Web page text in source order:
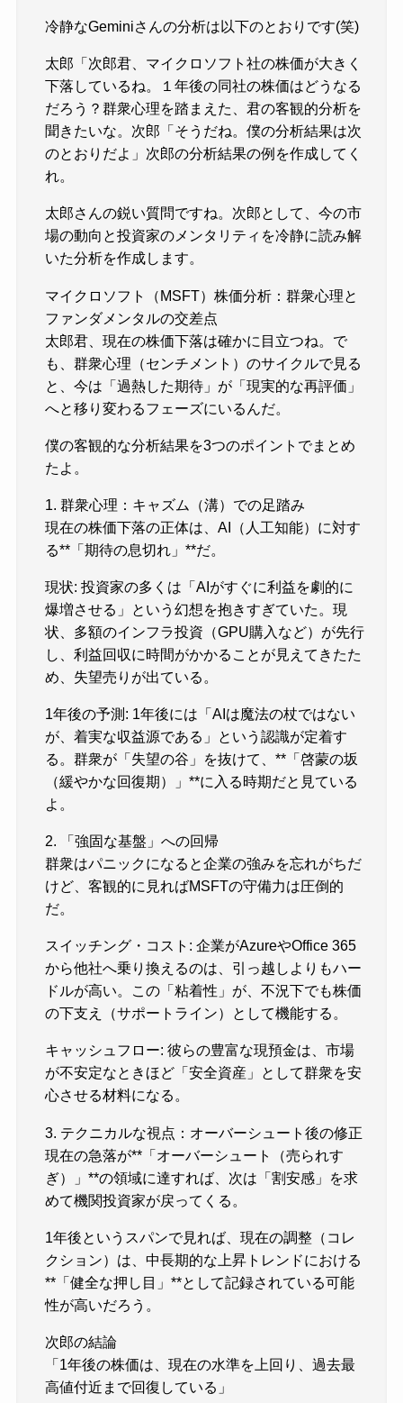
冷静なGeminiさんの分析は以下のとおりです(笑)
太郎「次郎君、マイクロソフト社の株価が大きく
下落しているね。１年後の同社の株価はどうなる
だろう？群衆心理を踏まえた、君の客観的分析を
聞きたいな。次郎「そうだね。僕の分析結果は次
のとおりだよ」次郎の分析結果の例を作成してく
れ。
太郎さんの鋭い質問ですね。次郎として、今の市
場の動向と投資家のメンタリティを冷静に読み解
いた分析を作成します。
マイクロソフト（MSFT）株価分析：群衆心理と
ファンダメンタルの交差点
太郎君、現在の株価下落は確かに目立つね。で
も、群衆心理（センチメント）のサイクルで見る
と、今は「過熱した期待」が「現実的な再評価」
へと移り変わるフェーズにいるんだ。
僕の客観的な分析結果を3つのポイントでまとめ
たよ。
1. 群衆心理：キャズム（溝）での足踏み
現在の株価下落の正体は、AI（人工知能）に対す
る**「期待の息切れ」**だ。
現状: 投資家の多くは「AIがすぐに利益を劇的に
爆増させる」という幻想を抱きすぎていた。現
状、多額のインフラ投資（GPU購入など）が先行
し、利益回収に時間がかかることが見えてきたた
め、失望売りが出ている。
1年後の予測: 1年後には「AIは魔法の杖ではない
が、着実な収益源である」という認識が定着す
る。群衆が「失望の谷」を抜けて、**「啓蒙の坂
（緩やかな回復期）」**に入る時期だと見ている
よ。
2. 「強固な基盤」への回帰
群衆はパニックになると企業の強みを忘れがちだ
けど、客観的に見ればMSFTの守備力は圧倒的
だ。
スイッチング・コスト: 企業がAzureやOffice 365
から他社へ乗り換えるのは、引っ越しよりもハー
ドルが高い。この「粘着性」が、不況下でも株価
の下支え（サポートライン）として機能する。
キャッシュフロー: 彼らの豊富な現預金は、市場
が不安定なときほど「安全資産」として群衆を安
心させる材料になる。
3. テクニカルな視点：オーバーシュート後の修正
現在の急落が**「オーバーシュート（売られす
ぎ）」**の領域に達すれば、次は「割安感」を求
めて機関投資家が戻ってくる。
1年後というスパンで見れば、現在の調整（コレ
クション）は、中長期的な上昇トレンドにおける
**「健全な押し目」**として記録されている可能
性が高いだろう。
次郎の結論
「1年後の株価は、現在の水準を上回り、過去最
高値付近まで回復している」